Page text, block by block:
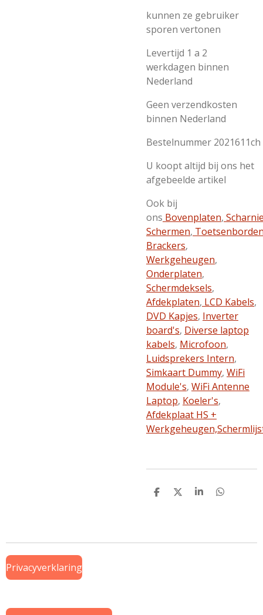
kunnen ze gebruiker
sporen vertonen
Levertijd 1 a 2
werkdagen binnen
Nederland
Geen verzendkosten
binnen Nederland
Bestelnummer 2021611ch
U koopt altijd bij ons het
afgebeelde artikel
Ook bij
ons Bovenplaten,
Schermen,
Brackers,
Werkgeheugen,
Onderplaten,
Schermdeksels,
Afdekplaten, LCD Kabels,
DVD Kapjes, Inverter
board's, Diverse laptop
kabels, Microfoon,
Luidsprekers Intern,
Simkaart Dummy, WiFi
Module's, WiFi Antenne
Laptop, Koeler's,
Afdekplaat HS +
Werkgeheugen,
D
D
S
D
Privacyverklaring